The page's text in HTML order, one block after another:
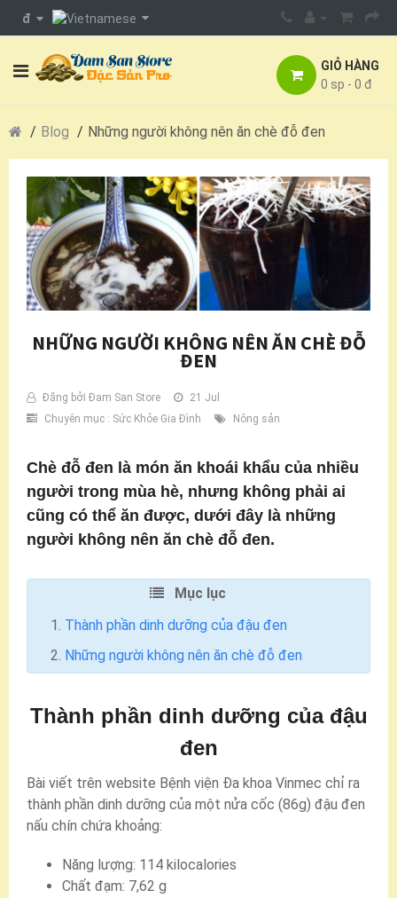
đ
GIỎ HÀNG
0 sp - 0 đ
Blog Những người không nên ăn chè đỗ đen
NHỮNG NGƯỜI KHÔNG NÊN ĂN CHÈ ĐỖ
ĐEN
Đăng bởi Đam San Store
21 Jul
Chuyên mục : Sức Khỏe Gia Đình Nông sản
Chè đỗ đen là món ăn khoái khẩu của nhiều
người trong mùa hè, nhưng không phải ai
cũng có thể ăn được, dưới đây là những
người không nên ăn chè đỗ đen.
Mục lục
Thành phần dinh dưỡng của đậu đen
Những người không nên ăn chè đỗ đen
Thành phần dinh dưỡng của đậu
đen
Bài viết trên website Bệnh viện Đa khoa Vinmec chỉ ra
thành phần dinh dưỡng của một nửa cốc (86g) đậu đen
nấu chín chứa khoảng:
Năng lượng: 114 kilocalories
Chất đạm: 7,62 g